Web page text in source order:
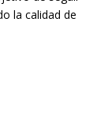
la calidad de